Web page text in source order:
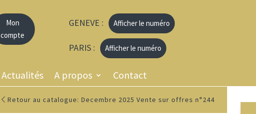
Mon
compte
GENEVE : Afficher le numéro
PARIS : Afficher le numéro
Actualités A propos Contact
Retour au catalogue: Decembre 2025 Vente sur offres n°244